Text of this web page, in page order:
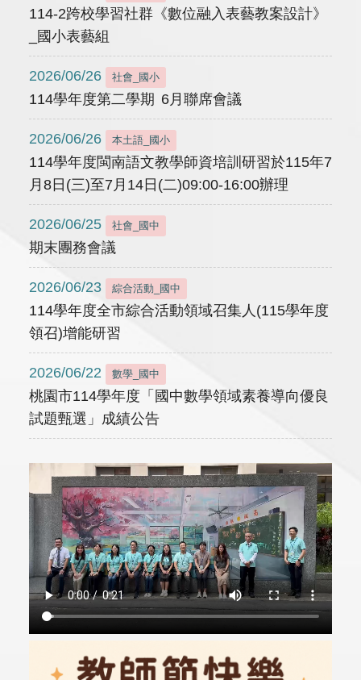
114-2跨校學習社群《數位融入表藝教案設計》
_國小表藝組
2026/06/26 社會_國小
114學年度第二學期 6月聯席會議
2026/06/26 本土語_國小
114學年度閩南語文教學師資培訓研習於115年7
月8日(三)至7月14日(二)09:00-16:00辦理
2026/06/25 社會_國中
期末團務會議
2026/06/23 綜合活動_國中
114學年度全市綜合活動領域召集人(115學年度
領召)增能研習
2026/06/22 數學_國中
桃園市114學年度「國中數學領域素養導向優良
試題甄選」成績公告